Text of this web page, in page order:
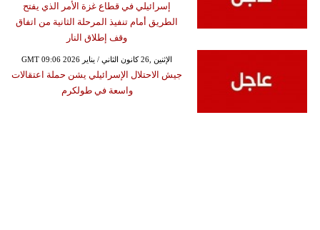
إسرائيلي في قطاع غزة الأمر الذي يفتح
الطريق أمام تنفيذ المرحلة الثانية من اتفاق
وقف إطلاق النار
GMT 09:06 2026 الإثنين ,26 كانون الثاني / يناير
جيش الاحتلال الإسرائيلي يشن حملة اعتقالات
واسعة في طولكرم